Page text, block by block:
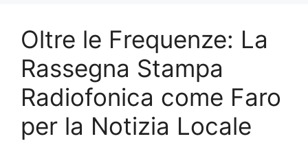
Oltre le Frequenze: La
Rassegna Stampa
Radiofonica come Faro
per la Notizia Locale